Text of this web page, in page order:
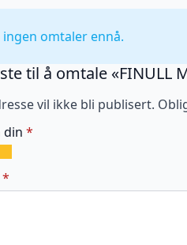
ingen omtaler ennå.
til å omtale «FINULL
vil ikke bli publisert.
din *
av
*